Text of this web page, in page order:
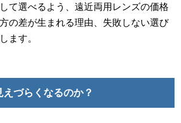
て選べるよう、遠近両用レンズの価格
の差が生まれる理由、失敗しない選び
ます。
づらくなるのか？